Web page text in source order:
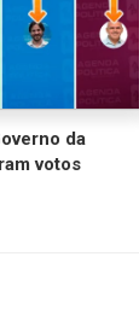
da
votos